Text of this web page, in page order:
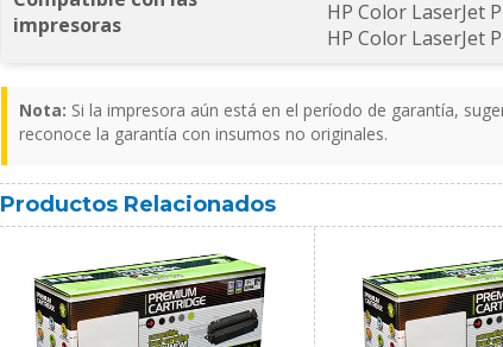
impresoras
HP Color LaserJet
HP Color LaserJet
Nota: Si la impresora aún está en el período de garantía,
reconoce la garantía con insumos no originales.
Productos Relacionados